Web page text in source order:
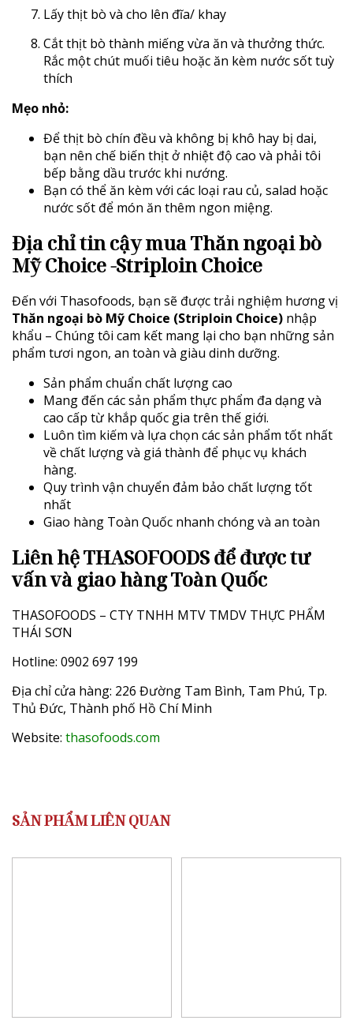
Lấy thịt bò và cho lên đĩa/ khay
Cắt thịt bò thành miếng vừa ăn và thưởng thức.
Rắc một chút muối tiêu hoặc ăn kèm nước sốt tuỳ
thích
Mẹo nhỏ:
Để thịt bò chín đều và không bị khô hay bị dai,
bạn nên chế biến thịt ở nhiệt độ cao và phải tôi
bếp bằng dầu trước khi nướng.
Bạn có thể ăn kèm với các loại rau củ, salad hoặc
nước sốt để món ăn thêm ngon miệng.
Địa chỉ tin cậy muaThăn ngoại bò
Mỹ Choice -Striploin Choice
Đến với Thasofoods, bạn sẽ được trải nghiệm hương vị
Thăn ngoại bò Mỹ Choice (Striploin Choice) nhập
khẩu – Chúng tôi cam kết mang lại cho bạn những sản
phẩm tươi ngon, an toàn và giàu dinh dưỡng.
Sản phẩm chuẩn chất lượng cao
Mang đến các sản phẩm thực phẩm đa dạng và
cao cấp từ khắp quốc gia trên thế giới.
Luôn tìm kiếm và lựa chọn các sản phẩm tốt nhất
về chất lượng và giá thành để phục vụ khách
hàng.
Quy trình vận chuyển đảm bảo chất lượng tốt
nhất
Giao hàng Toàn Quốc nhanh chóng và an toàn
Liên hệ THASOFOODS để được tư
vấn và giao hàng Toàn Quốc
THASOFOODS – CTY TNHH MTV TMDV THỰC PHẨM
THÁI SƠN
Hotline: 0902 697 199
Địa chỉ cửa hàng: 226 Đường Tam Bình, Tam Phú, Tp.
Thủ Đức, Thành phố Hồ Chí Minh
Website: thasofoods.com
SẢN PHẨM LIÊN QUAN